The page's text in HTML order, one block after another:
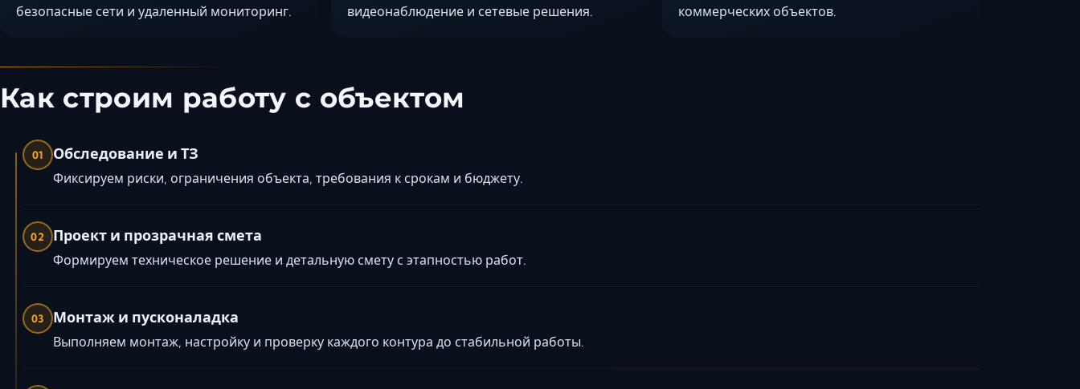
безопасные сети и удаленный мониторинг.
видеонаблюдение и сетевые решения.
коммерческих объектов.
Как строим работу с объектом
01 Обследование и ТЗ
Фиксируем риски, ограничения объекта, требования к срокам и бюджету.
02 Проект и прозрачная смета
Формируем техническое решение и детальную смету с этапностью работ.
03 Монтаж и пусконаладка
Выполняем монтаж, настройку и проверку каждого контура до стабильной работы.